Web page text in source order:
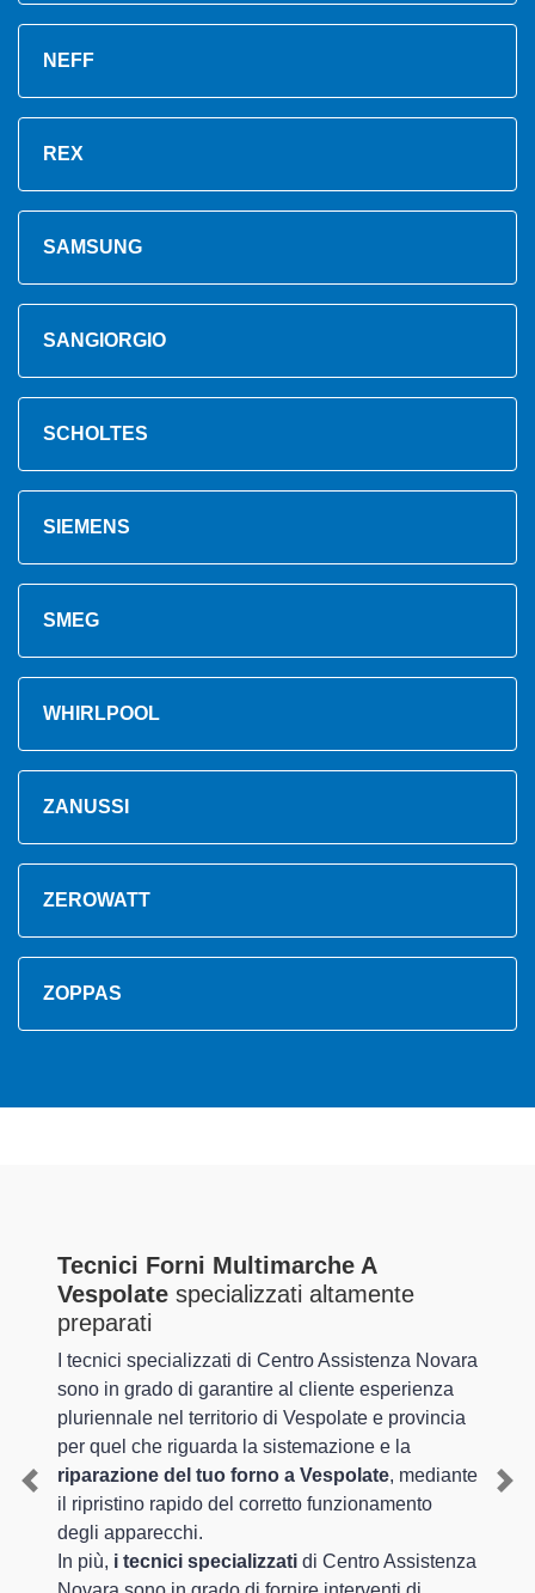
NEFF
REX
SAMSUNG
SANGIORGIO
SCHOLTES
SIEMENS
SMEG
WHIRLPOOL
ZANUSSI
ZEROWATT
ZOPPAS
Tecnici Forni Multimarche A
Vespolate specializzati altamente
preparati
I tecnici specializzati di Centro Assistenza Novara
sono in grado di garantire al cliente esperienza
pluriennale nel territorio di Vespolate e provincia
per quel che riguarda la sistemazione e la
riparazione del tuo forno a Vespolate, mediante
il ripristino rapido del corretto funzionamento
degli apparecchi.
In più, i tecnici specializzati di Centro Assistenza
Previous